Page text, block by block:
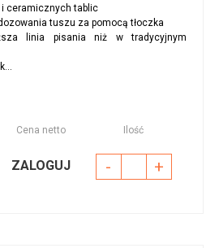
i ceramicznych tablic
tuszu za pomocą tłoczka
linia pisania niż w tradycyjnym
Cena netto Ilość
ZALOGUJ - +